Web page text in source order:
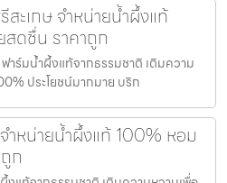
ะเกษ จำหน่ายน้ำผึ้งแท้
ดชื่น ราคาถูก
าร์มน้ำผึ้งแท้จากธรรมชาติ เติมความ
ประโยชน์มากมาย บริก
หน่ายน้ำผึ้งแท้ 100% หอม
ก